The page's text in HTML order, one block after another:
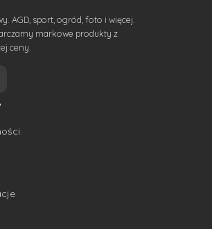
AGD, sport, ogród, foto i więcej.
markowe produkty z
ceny.